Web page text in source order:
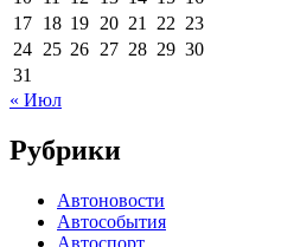
17 18 19 20 21 22 23
24 25 26 27 28 29 30
31
« Июл
Рубрики
Автоновости
Автособытия
Автоспорт